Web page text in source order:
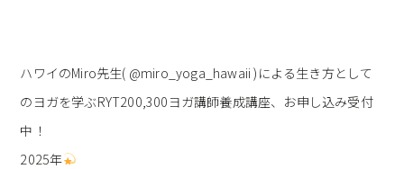
ハワイのMiro先生( @miro_yoga_hawaii )による生き方として
のヨガを学ぶRYT200,300ヨガ講師養成講座、お申し込み受付
中！
2025年